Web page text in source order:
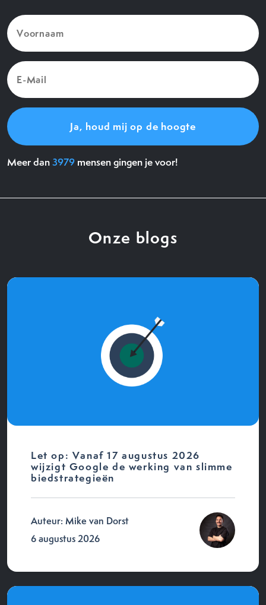
Voornaam
(Vereist)
E-
Mail
(Vereist)
Meer dan3979 mensen gingen je voor!
Onze blogs
Let op: Vanaf 17 augustus 2026
wijzigt Google de werking van slimme
biedstrategieën
Auteur: Mike van Dorst
6 augustus 2026